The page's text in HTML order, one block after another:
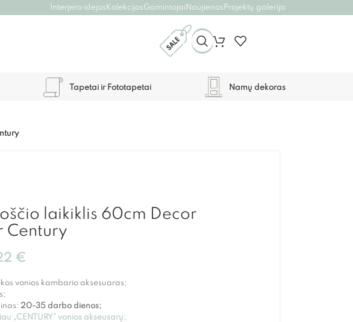
Interjero idėjos KolekcijosGamintojai Naujienos Projektų galerija
Tapetai ir Fototapetai Namų dekoras
laikiklis 60cm Decor
Century
€
vonios kambario aksesuaras;
20-35 darbo dienos;
„CENTURY” vonios akseusarų;